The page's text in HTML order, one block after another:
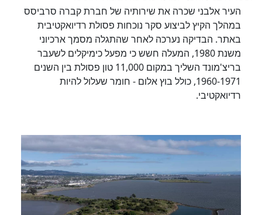
העיר אלבני שכרה את שירותיה של חברת קברה סרביסס
במהלך הקיץ לביצוע סקר נוכחות פסולת רדיואקטיבית
באתר. הבדיקה נערכה לאחר שהתגלה מסמך ארכיוני
משנת 1980, המעלה חשש כי מפעל כימיקלים לשעבר
בריצ'מונד השליך במקום 11,000 טון פסולת בין השנים
1960-1971, כולל בוץ אלום - חומר שעלול להיות
רדיואקטיבי.